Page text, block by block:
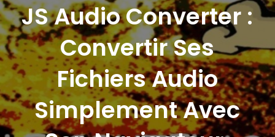
JS Audio Converter :
Convertir Ses
Fichiers Audio
Simplement Avec